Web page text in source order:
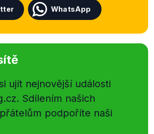
WhatsApp
ujít nejnovější události
Sdílením našich
podpoříte naši